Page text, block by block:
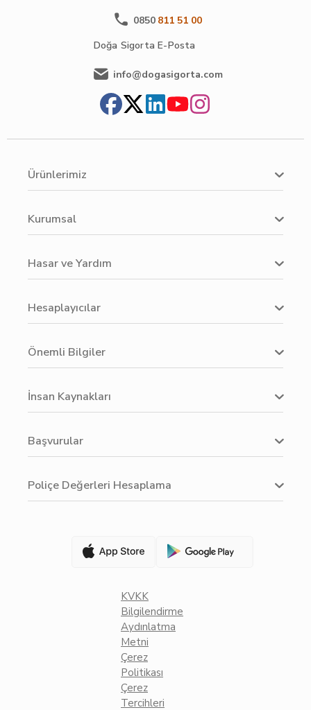
0850 811 51 00
Doğa SigortaE-Posta
info@dogasigorta.com
Ürünlerimiz
Kurumsal
Hasar ve Yardım
Hesaplayıcılar
Önemli Bilgiler
İnsan Kaynakları
Başvurular
Poliçe Değerleri Hesaplama
KVKK
Bilgilendirme
Aydınlatma
Metni
Çerez
Politikası
Çerez
Tercihleri